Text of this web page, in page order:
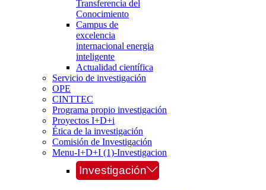
Transferencia del
Conocimiento
Campus de
excelencia
internacional energia
inteligente
Actualidad científica
Servicio de investigación
OPE
CINTTEC
Programa propio investigación
Proyectos I+D+i
Ética de la investigación
Comisión de Investigación
Menu-I+D+I (1)-Investigacion
Investigación